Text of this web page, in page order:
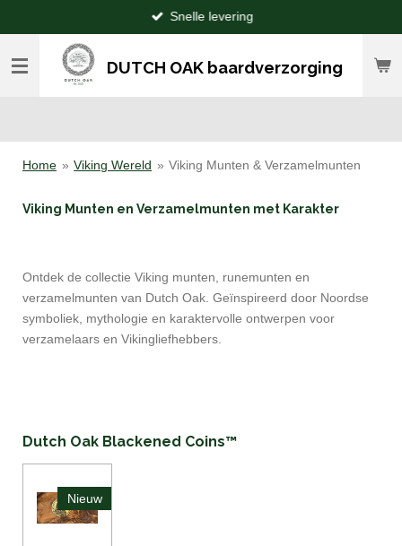
direct
naar
hoofdinhoud
DUTCH OAK baardverzorging
Snelle levering
Home » Viking Wereld » Viking Munten & Verzamelmunten
Viking Munten en Verzamelmunten met Karakter
Ontdek de collectie Viking munten, runemunten en
verzamelmunten van Dutch Oak. Geïnspireerd door Noordse
symboliek, mythologie en karaktervolle ontwerpen voor
verzamelaars en Vikingliefhebbers.
Dutch Oak Blackened Coins™
Nieuw